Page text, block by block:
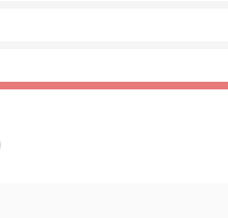
ランシェスminiで、
ポイント！
ので、どんな